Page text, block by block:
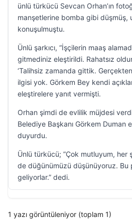
ünlü türkücü Sevcan Orhan’ın
manşetlerine bomba gibi düşmüş,
konuşulmuştu.
Ünlü şarkıcı, “İşçilerin maaş
gitmediniz eleştirildi. Rahatsız
‘Talihsiz zamanda gittik.
ilgisi yok. Görkem Bey kendi
eleştirelere yanıt vermişti.
Orhan şimdi de evlilik müjdesi
Belediye Başkanı Görkem Duman
duyurdu.
Ünlü türkücü; ”Çok mutluyum, her
de düğünümüzü düşünüyoruz. Bu
geliyorlar.” dedi.
1 yazı görüntüleniyor (toplam 1)